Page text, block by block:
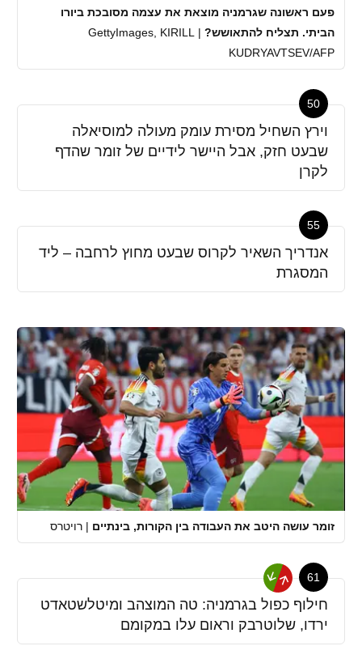
פעם ראשונה שגרמניה מוצאת את עצמה מסובכת ביורו
הביתי. תצליח להתאושש? |
GettyImages, KIRILL
KUDRYAVTSEV/AFP
50
וירץ השחיל מסירת עומק מעולה למוסיאלה
שבעט חזק, אבל היישר לידיים של זומר שהדף
לקרן
55
אנדריך השאיר לקרוס שבעט מחוץ לרחבה – ליד
המסגרת
זומר עושה היטב את העבודה בין הקורות, בינתיים | רויטרס
61
חילוף כפול בגרמניה: טה המוצהב ומיטלשטאדט
ירדו, שלוטרבק וראום עלו במקומם